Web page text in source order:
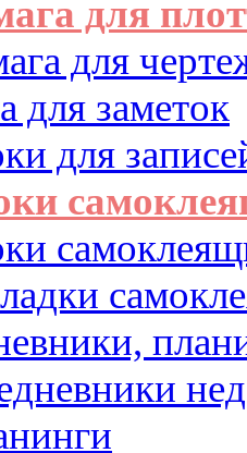
для
для
для заметок
для